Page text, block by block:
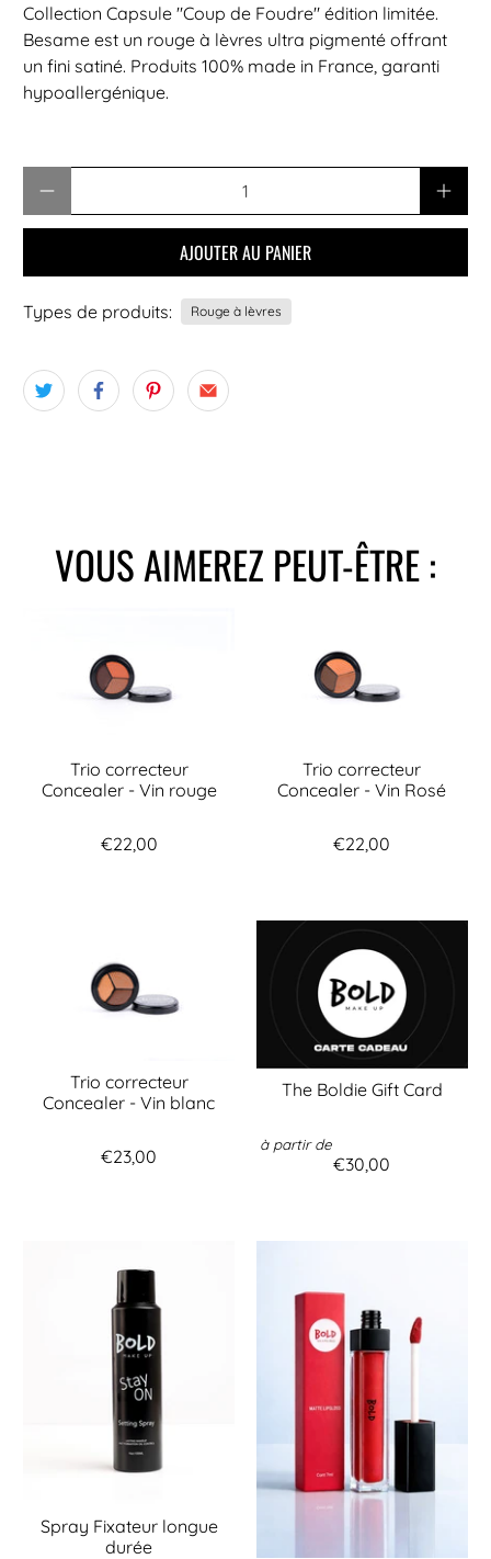
Collection Capsule "Coup de Foudre" édition limitée.
Besame est un rouge à lèvres ultra pigmenté offrant
un fini satiné. Produits 100% made in France, garanti
hypoallergénique.
AJOUTER AU PANIER
Types de produits: Rouge à lèvres
VOUS AIMEREZ PEUT-ÊTRE :
Trio correcteur
Concealer - Vin rouge
€22,00
Trio correcteur
Concealer - Vin Rosé
€22,00
Trio correcteur
Concealer - Vin blanc
€23,00
The Boldie Gift Card
à partir de
€30,00
Spray Fixateur longue
durée